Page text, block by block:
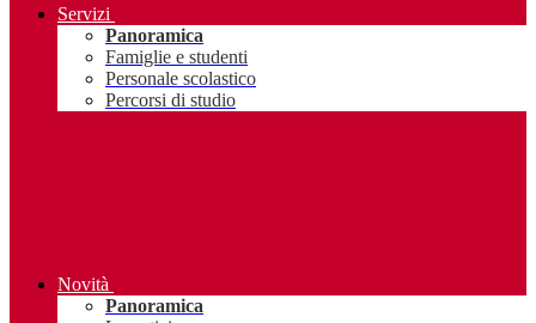
Servizi
Panoramica
Famiglie e studenti
Personale scolastico
Percorsi di studio
Novità
Panoramica